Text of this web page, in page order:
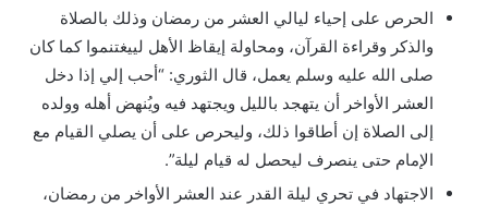
الحرص على إحياء ليالي العشر من رمضان وذلك بالصلاة
والذكر وقراءة القرآن، ومحاولة إيقاظ الأهل لييغتنموا كما كان
صلى الله عليه وسلم يعمل، قال الثوري: “أحب إلي إذا دخل
العشر الأواخر أن يتهجد بالليل ويجتهد فيه ويُنهض أهله وولده
إلى الصلاة إن أطاقوا ذلك، وليحرص على أن يصلي القيام مع
الإمام حتى ينصرف ليحصل له قيام ليلة”.
الاجتهاد في تحري ليلة القدر عند العشر الأواخر من رمضان،